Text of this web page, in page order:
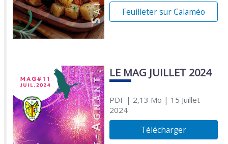
Feuilleter sur Calaméo
LE MAG JUILLET 2024
PDF| 2,13 Mo | 15 Juillet
2024
Télécharger